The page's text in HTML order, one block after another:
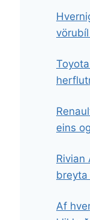
eins
Rivian
Af